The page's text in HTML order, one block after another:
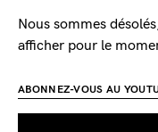
Nous sommes
afficher pour le
ABONNEZ-VOUS AU